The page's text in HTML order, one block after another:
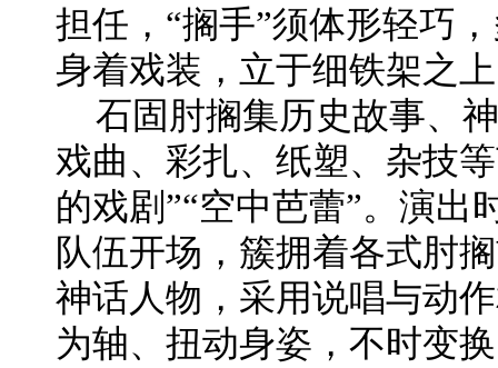
担任，“搁手”须体形轻巧
身着戏装，立于细铁架之
石固肘搁集历史故事、
戏曲、彩扎、纸塑、杂技
的戏剧”“空中芭蕾”。演出
队伍开场，簇拥着各式肘
神话人物，采用说唱与动
为轴、扭动身姿，不时变